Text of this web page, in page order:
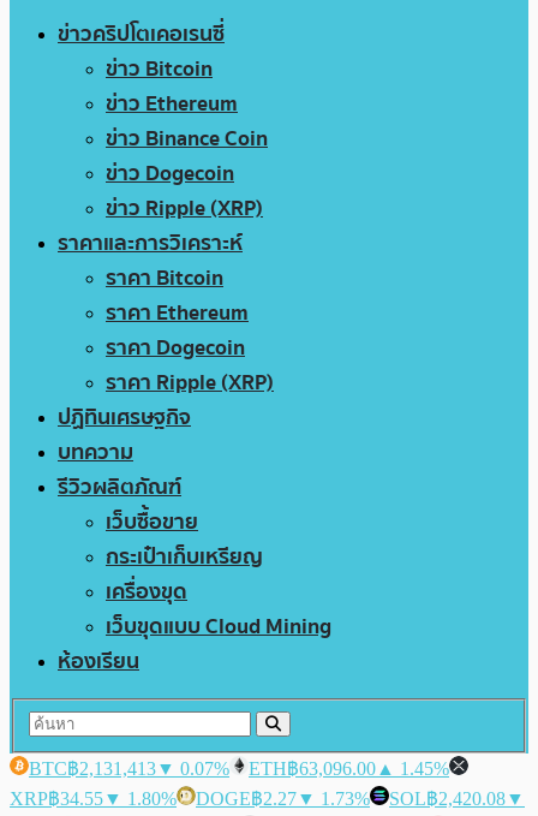
ข่าวคริปโตเคอเรนซี่
ข่าว Bitcoin
ข่าว Ethereum
ข่าว Binance Coin
ข่าว Dogecoin
ข่าว Ripple (XRP)
ราคาและการวิเคราะห์
ราคา Bitcoin
ราคา Ethereum
ราคา Dogecoin
ราคา Ripple (XRP)
ปฏิทินเศรษฐกิจ
บทความ
รีวิวผลิตภัณฑ์
เว็บซื้อขาย
กระเป๋าเก็บเหรียญ
เครื่องขุด
เว็บขุดแบบ Cloud Mining
ห้องเรียน
BTC฿2,131,413▼ 0.07% ETH฿63,096.00 ▲ 1.45%
XRP฿34.55▼ 1.80% DOGE฿2.27▼ 1.73% SOL฿2,420.08▼